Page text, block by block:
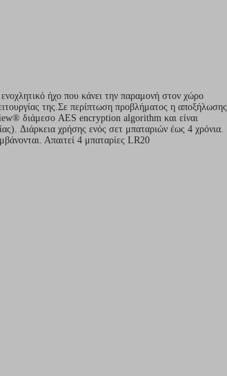
ήχο που κάνει την παραμονή στον χώρο
της.Σε περίπτωση προβλήματος η αποξήλωσης
διάμεσο AES encryption algorithm και είναι
Διάρκεια χρήσης ενός σετ μπαταριών έως 4 χρόνια.
Απαιτεί 4 μπαταρίες LR20